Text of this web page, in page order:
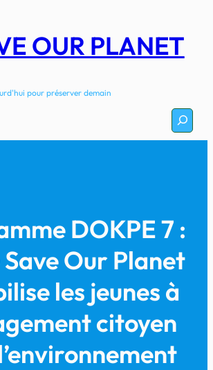
OUR PLANET
pour préserver demain
DOKPE 7 :
Save Our Planet
les jeunes à
citoyen